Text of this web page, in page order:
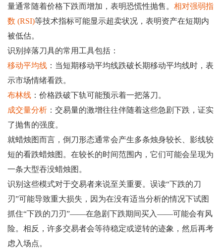
量通常随着价格下跌而增加，表明恐慌性抛售。 相对强弱指
数 (RSI)等技术指标可能显示超卖状况，表明资产在短期内
被低估。
识别掉落刀具的常用工具包括：
移动平均线 ：当短期移动平均线跌破长期移动平均线时，表
示市场情绪看跌。
布林线 ：价格跌破下轨可能预示着一把落刀。
成交量分析 ：交易量的激增往往伴随着这些急剧下跌，证实
了抛售的强度。
就蜡烛图而言，倒刀形态通常会产生多条烛身较长、影线较
短的看跌蜡烛图。在较长的时间范围内，它们可能会呈现为
一条大型吞没蜡烛图。
识别这些模式对于交易者来说至关重要。误读“下跌的刀
刃”可能导致重大损失，因为在没有适当分析的情况下试图
抓住“下跌的刀刃”——在急剧下跌期间买入——可能会有风
险。相反，许多交易者会等待稳定或逆转的迹象，然后再考
虑入场点。